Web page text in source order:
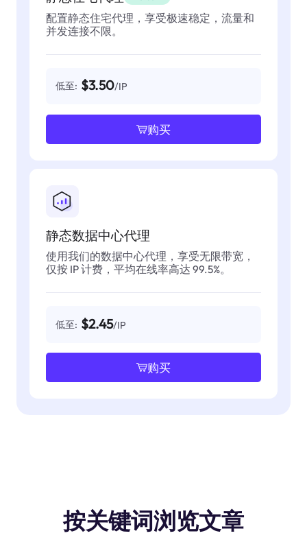
配置静态住宅代理，享受极速稳定，流量和
并发连接不限。
低至: $3.50/IP
购买
静态数据中心代理
使用我们的数据中心代理，享受无限带宽，
仅按 IP 计费，平均在线率高达 99.5%。
低至: $2.45/IP
购买
按关键词浏览文章